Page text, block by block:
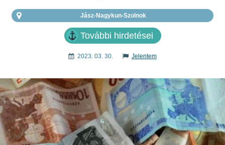
Jász-Nagykun-Szolnok
További hirdetései
2023. 03. 30. Jelentem